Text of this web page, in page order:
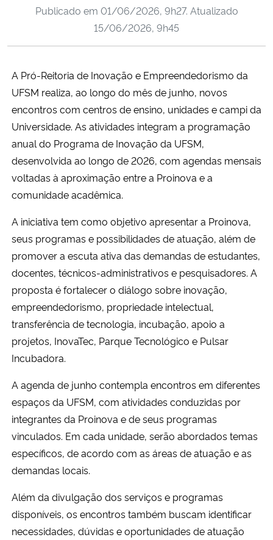
Ministério de Minas e Energia
Ministério do Meio Ambiente
Controladoria-Geral da União
Ministério da Mulher, da Família e dos Direitos Humanos
Secretaria de Governo
Gabinete de Segurança Institucional
Advocacia-Geral da União
Banco Central do Brasil
Planalto
Publicado em 01/06/2026, 9h27. Atualizado
15/06/2026, 9h45
A Pró-Reitoria de Inovação e Empreendedorismo da
UFSM realiza, ao longo do mês de junho, novos
encontros com centros de ensino, unidades e campi da
Universidade. As atividades integram a programação
anual do Programa de Inovação da UFSM,
desenvolvida ao longo de 2026, com agendas mensais
voltadas à aproximação entre a Proinova e a
comunidade acadêmica.
A iniciativa tem como objetivo apresentar a Proinova,
seus programas e possibilidades de atuação, além de
promover a escuta ativa das demandas de estudantes,
docentes, técnicos-administrativos e pesquisadores. A
proposta é fortalecer o diálogo sobre inovação,
empreendedorismo, propriedade intelectual,
transferência de tecnologia, incubação, apoio a
projetos, InovaTec, Parque Tecnológico e Pulsar
Incubadora.
A agenda de junho contempla encontros em diferentes
espaços da UFSM, com atividades conduzidas por
integrantes da Proinova e de seus programas
vinculados. Em cada unidade, serão abordados temas
específicos, de acordo com as áreas de atuação e as
demandas locais.
Além da divulgação dos serviços e programas
disponíveis, os encontros também buscam identificar
necessidades, dúvidas e oportunidades de atuação